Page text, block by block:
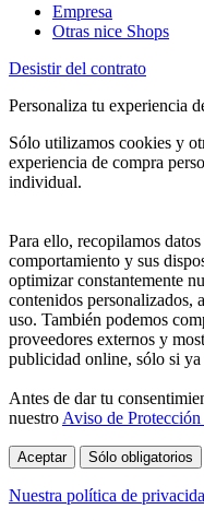
Empresa
Otras nice Shops
Desistir del contrato
Personaliza tu experiencia
Sólo utilizamos cookies y
experiencia de compra
individual.
Para ello, recopilamos
comportamiento y sus
optimizar constantemente
contenidos personalizados,
uso. También podemos
proveedores externos y
publicidad online, sólo si
Antes de dar tu
nuestro Aviso de
Aceptar Sólo obligatorios
Nuestra política de